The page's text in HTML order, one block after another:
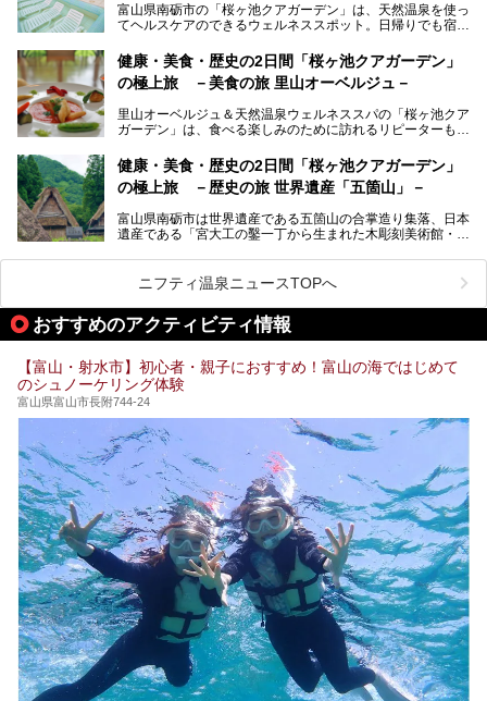
のいい天然温泉が豊富で、すぐにでも出かけたくなる施設が
満載ですよ。
富山県南砺市の「桜ヶ池クアガーデン」は、天然温泉を使っ
てヘルスケアのできるウェルネススポット。日帰りでも宿泊
るので、ゆったり楽しみながら美しく健康に。
そんな「桜ヶ池クアガーデン」の天然温泉バイタルプールと
ートしたいと思います。
健康・美食・歴史の2日間「桜ヶ池クアガーデン」
の極上旅 －美食の旅 里山オーベルジュ－
里山オーベルジュ＆天然温泉ウェルネススパの「桜ヶ池クア
ガーデン」は、食べる楽しみのために訪れるリピーターも多
月、水はフレンチ、火、木は和食、土日はその両方がランチ
とディナーで味わえます。オリジナルのスイーツも評判で
す。
そんな「桜ヶ池クアガーデン」に宿泊して、食を満喫してき
たのでじっくりご紹介します！
健康・美食・歴史の2日間「桜ヶ池クアガーデン」
の極上旅 －歴史の旅 世界遺産「五箇山」－
富山県南砺市は世界遺産である五箇山の合掌造り集落、日本
遺産である「宮大工の鑿一丁から生まれた木彫刻美術館・井
小京都・城端と、とても魅力的な観光スポットがたくさんあ
ります。
城端の郊外に建つ里山オーベルジュ＆温泉ウェルネススパ
「桜ヶ池クアガーデン」に泊まって、歴史の旅にお出かけし
てみませんか？
ニフティ温泉ニュースTOPへ
おすすめのアクティビティ情報
【富山・射水市】初心者・親子におすすめ！富山の海ではじめて
のシュノーケリング体験
富山県富山市長附744-24